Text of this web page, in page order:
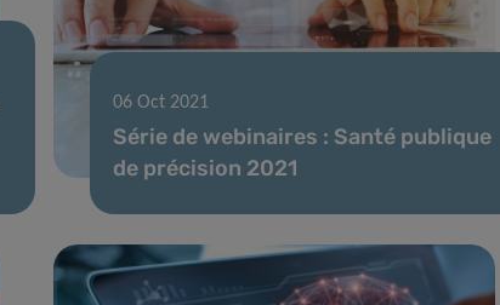
06 Oct 2021
Série de webinaires : Santé publique
de précision 2021